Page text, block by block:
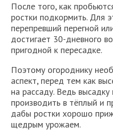
После того, как
ростки подкормить. Для
перепревший перегной
достигает 30-дневного
пригодной к пересадке.
Поэтому огороднику
аспект, перед тем как
на рассаду. Ведь
производить в тёплый и
дабы ростки хорошо
щедрым урожаем.